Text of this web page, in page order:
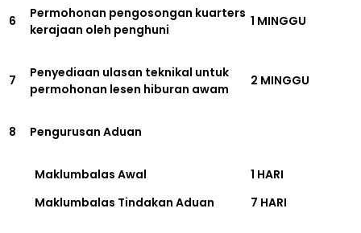
6
Permohonan pengosongan kuarters
kerajaan oleh penghuni
1 MINGGU
7
Penyediaan ulasan teknikal untuk
permohonan lesen hiburan awam
2 MINGGU
8 Pengurusan Aduan
Maklumbalas Awal
Maklumbalas Tindakan Aduan
1 HARI
7 HARI